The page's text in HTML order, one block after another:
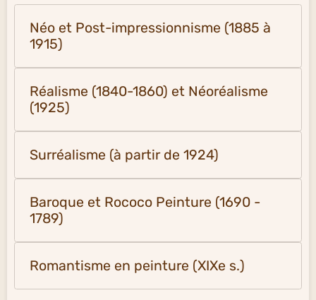
Néo et Post-impressionnisme (1885 à
1915)
Réalisme (1840-1860) et Néoréalisme
(1925)
Surréalisme (à partir de 1924)
Baroque et Rococo Peinture (1690 -
1789)
Romantisme en peinture (XIXe s.)